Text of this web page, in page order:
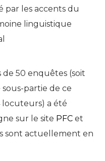
par les accents du
linguistique
50 enquêtes (soit
partie de ce
locuteurs) a été
sur le site PFC et
sont actuellement en